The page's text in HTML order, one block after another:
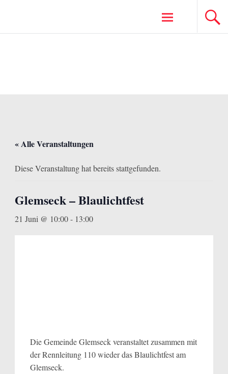
« Alle Veranstaltungen
Diese Veranstaltung hat bereits stattgefunden.
Glemseck – Blaulichtfest
21 Juni @ 10:00- 13:00
Die Gemeinde Glemseck veranstaltet zusammen mit
der Rennleitung 110 wieder das Blaulichtfest am
Glemseck.